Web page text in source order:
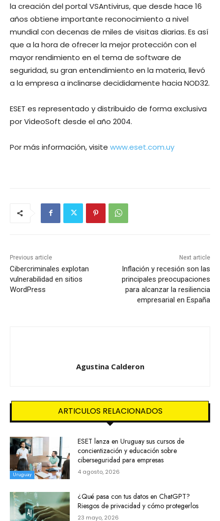
la creación del portal VSAntivirus, que desde hace 16
años obtiene importante reconocimiento a nivel
mundial con decenas de miles de visitas diarias. Es así
que a la hora de ofrecer la mejor protección con el
mayor rendimiento en el tema de software de
seguridad, su gran entendimiento en la materia, llevó
a la empresa a inclinarse decididamente hacia NOD32.
ESET es representado y distribuido de forma exclusiva
por VideoSoft desde el año 2004.
Por más información, visite www.eset.com.uy
Previous article
Cibercriminales explotan
vulnerabilidad en sitios
WordPress
Next article
Inflación y recesión son las
principales preocupaciones
para alcanzar la resiliencia
empresarial en España
Agustina Calderon
ARTICULOS RELACIONADOS
Uruguay
ESET lanza en Uruguay sus cursos de
concientización y educación sobre
ciberseguridad para empresas
4 agosto, 2026
¿Qué pasa con tus datos en ChatGPT?
Riesgos de privacidad y cómo protegerlos
23 mayo, 2026